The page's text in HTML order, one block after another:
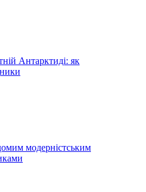
Антарктиді: як
модерністським